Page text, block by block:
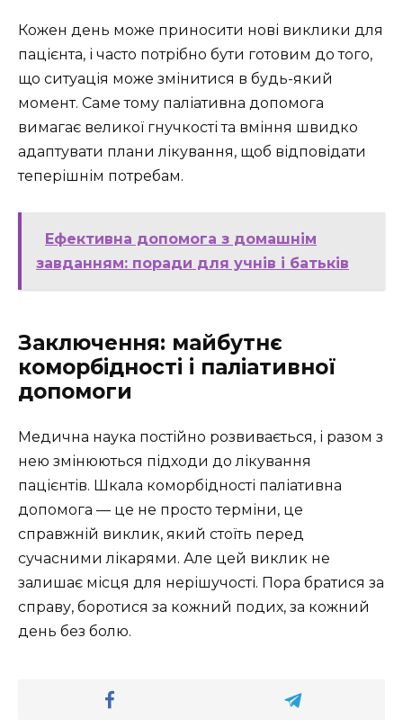
Кожен день може приносити нові виклики для
пацієнта, і часто потрібно бути готовим до того,
що ситуація може змінитися в будь-який
момент. Саме тому паліативна допомога
вимагає великої гнучкості та вміння швидко
адаптувати плани лікування, щоб відповідати
теперішнім потребам.
Ефективна допомога з домашнім
завданням: поради для учнів і батьків
Заключення: майбутнє
коморбідності і паліативної
допомоги
Медична наука постійно розвивається, і разом з
нею змінюються підходи до лікування
пацієнтів. Шкала коморбідності паліативна
допомога — це не просто терміни, це
справжній виклик, який стоїть перед
сучасними лікарями. Але цей виклик не
залишає місця для нерішучості. Пора братися за
справу, боротися за кожний подих, за кожний
день без болю.